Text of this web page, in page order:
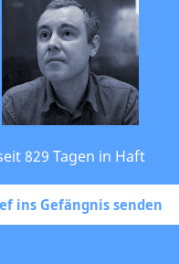
829 Tagen in Haft
ins Gefängnis senden